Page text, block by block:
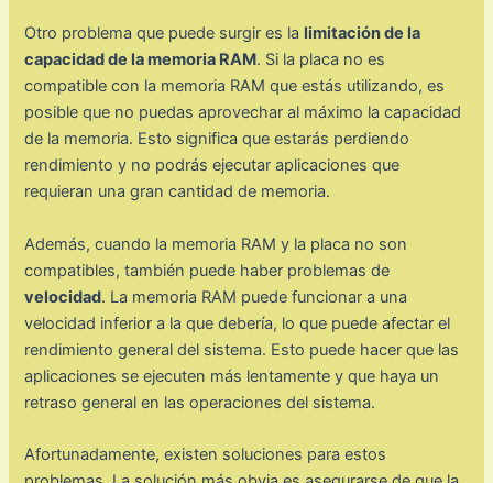
Otro problema que puede surgir es la limitación de la
capacidad de la memoria RAM. Si la placa no es
compatible con la memoria RAM que estás utilizando, es
posible que no puedas aprovechar al máximo la capacidad
de la memoria. Esto significa que estarás perdiendo
rendimiento y no podrás ejecutar aplicaciones que
requieran una gran cantidad de memoria.
Además, cuando la memoria RAM y la placa no son
compatibles, también puede haber problemas de
velocidad. La memoria RAM puede funcionar a una
velocidad inferior a la que debería, lo que puede afectar el
rendimiento general del sistema. Esto puede hacer que las
aplicaciones se ejecuten más lentamente y que haya un
retraso general en las operaciones del sistema.
Afortunadamente, existen soluciones para estos